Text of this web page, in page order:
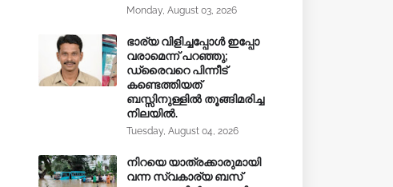
Monday, August 03, 2026
ഭാര്യ വിളിച്ചപ്പോള്‍ ഇപ്പോ
വരാമെന്ന് പറഞ്ഞു;
ഡ്രൈവറെ പിന്നീട്
കണ്ടെത്തിയത്
ബസ്സിനുള്ളില്‍ തൂങ്ങിമരിച്ച
നിലയിൽ.
Tuesday, August 04, 2026
നിറയെ യാത്രക്കാരുമായി
വന്ന സ്വകാര്യ ബസ്